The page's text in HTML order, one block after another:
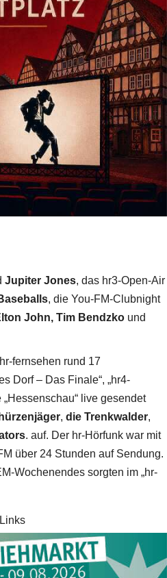
Jupiter Jones, das hr3-Open-Air
, die You-FM-Clubnight
John, Tim Bendzko und
fernsehen rund 17
Dorf – Das Finale“, „hr4-
live gesendet
, die Trenkwalder,
. auf. Der hr-Hörfunk war mit
über 24 Stunden auf Sendung.
Wochenendes sorgten im „hr-